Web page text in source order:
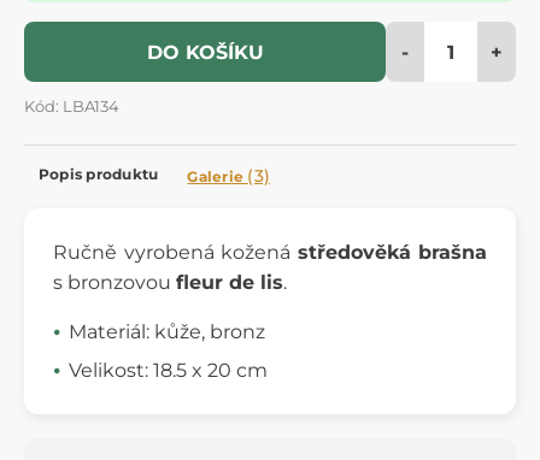
DO KOŠÍKU - +
Kód: LBA134
Popis produktu Galerie (3)
Ručně vyrobená kožená středověká brašna
s bronzovou fleur de lis.
Materiál: kůže, bronz
Velikost: 18.5 x 20 cm